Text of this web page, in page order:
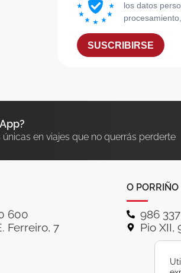
los datos
SUSCRIBIRSE
en viajes que no querrás perderte
600
Ferreiro, 7
O PORRIÑO
986
Pio XII,